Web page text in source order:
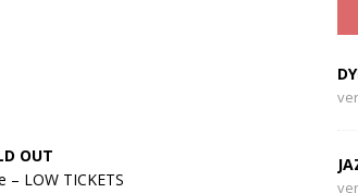
OUT
– LOW TICKETS